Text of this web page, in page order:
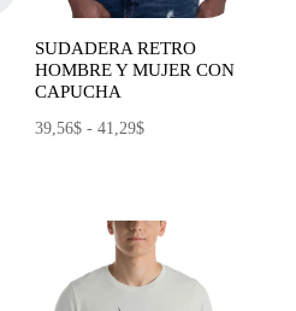
SUDADERA RETRO
HOMBRE Y MUJER CON
CAPUCHA
39,56$ - 41,29$Rango
desde
39,56$
hasta